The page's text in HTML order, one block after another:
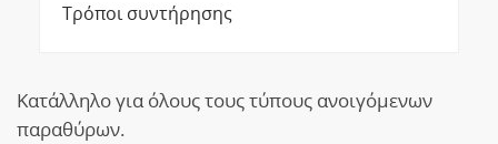
Τρόποι συντήρησης
Κατάλληλο για όλους τους τύπους ανοιγόμενων
παραθύρων.